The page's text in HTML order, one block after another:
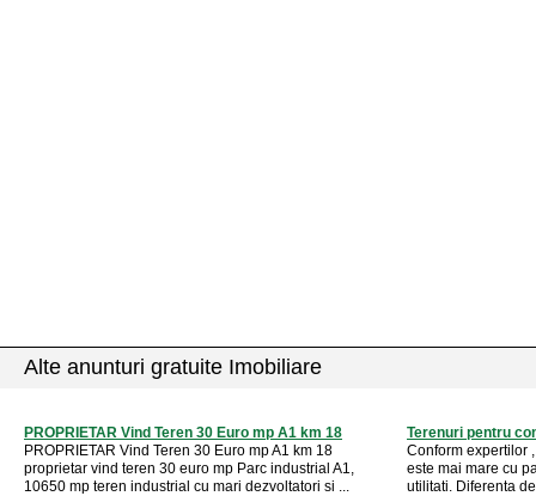
Alte anunturi gratuite Imobiliare
PROPRIETAR Vind Teren 30 Euro mp A1 km 18
PROPRIETAR Vind Teren 30 Euro mp A1 km 18
proprietar vind teren 30 euro mp Parc industrial A1,
10650 mp teren industrial cu mari dezvoltatori si ...
Terenuri pentru
Conform expertilor
este mai mare cu
utilitati. Diferenta